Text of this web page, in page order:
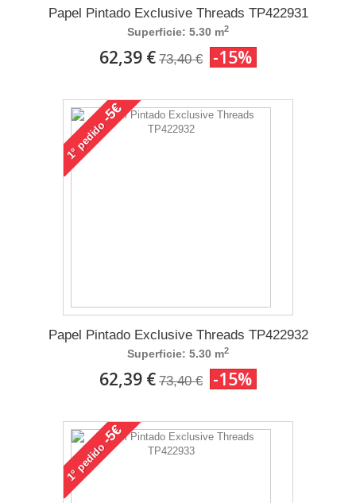
Papel Pintado Exclusive Threads TP422931
Superficie: 5.30 m2
62,39 € 73,40 € -15%
1°
pedido
-5€
Papel Pintado Exclusive Threads TP422932
Superficie: 5.30 m2
62,39 € 73,40 € -15%
1°
pedido
-5€